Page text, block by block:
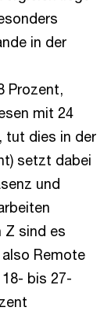
in der
Prozent,
mit 24
tut dies in der
setzt dabei
und
Z sind es
Remote
bis 27-